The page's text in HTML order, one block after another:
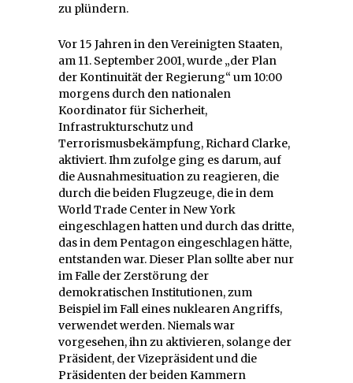
zu plündern.
Vor 15 Jahren in den Vereinigten Staaten,
am 11. September 2001, wurde „der Plan
der Kontinuität der Regierung“ um 10:00
morgens durch den nationalen
Koordinator für Sicherheit,
Infrastrukturschutz und
Terrorismusbekämpfung, Richard Clarke,
aktiviert. Ihm zufolge ging es darum, auf
die Ausnahmesituation zu reagieren, die
durch die beiden Flugzeuge, die in dem
World Trade Center in New York
eingeschlagen hatten und durch das dritte,
das in dem Pentagon eingeschlagen hätte,
entstanden war. Dieser Plan sollte aber nur
im Falle der Zerstörung der
demokratischen Institutionen, zum
Beispiel im Fall eines nuklearen Angriffs,
verwendet werden. Niemals war
vorgesehen, ihn zu aktivieren, solange der
Präsident, der Vizepräsident und die
Präsidenten der beiden Kammern